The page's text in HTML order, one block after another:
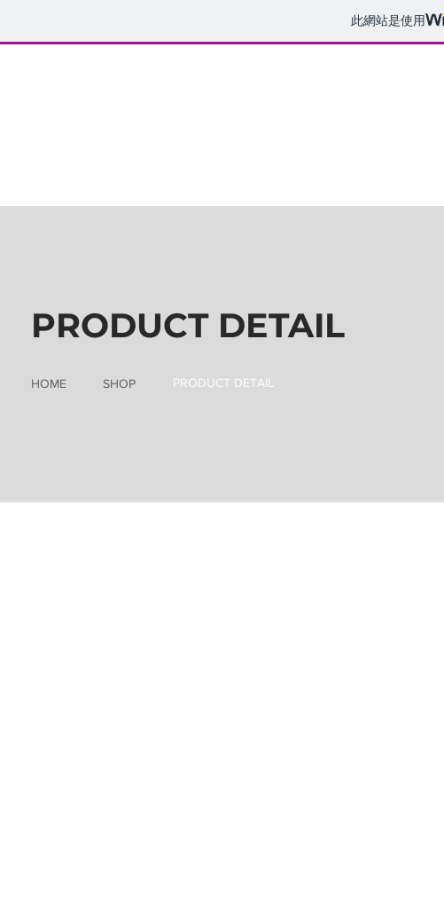
此網站是使用
PRODUCT DETAIL
HOME SHOP PRODUCT DETAIL